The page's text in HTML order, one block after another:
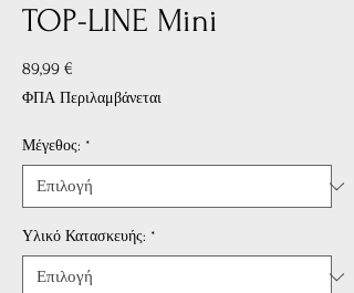
TOP-LINE Mini
89,99 €
ΦΠΑ Περιλαμβάνεται
Μέγεθος: *
Υλικό Κατασκευής: *